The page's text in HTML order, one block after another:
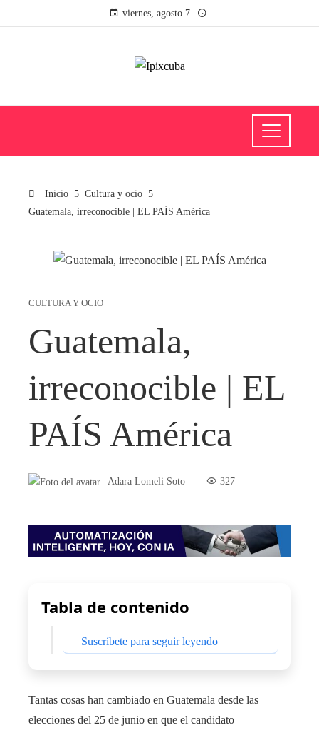
viernes, agosto 7
Inicio
Cultura y ocio
Guatemala, irreconocible | EL PAÍS América
CULTURA Y OCIO
Guatemala,
irreconocible | EL
PAÍS América
Adara Lomeli Soto 327
Tabla de contenido
Suscríbete para seguir leyendo
Tantas cosas han cambiado en Guatemala desde las
elecciones del 25 de junio en que el candidato